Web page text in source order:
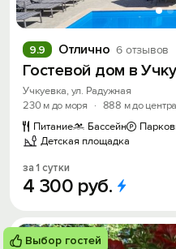
Отлично 6 отзывов
9.9
Гостевой дом в
Учкуевка, ул. Радужная
230 м до моря
· 888 м до центра
Питание
Бассейн
Детская площадка
за 1 сутки
4 300 руб.
Выбор гостей